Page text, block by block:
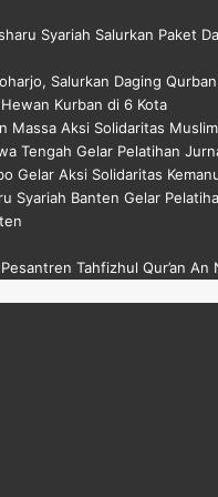
Syariah Salurkan Paket
Salurkan Daging
Kurban di 6 Kota
Massa Aksi Solidaritas
Tengah Gelar Pelatihan
Gelar Aksi Solidaritas
Syariah Banten Gelar
Tahfizhul Qur’an An